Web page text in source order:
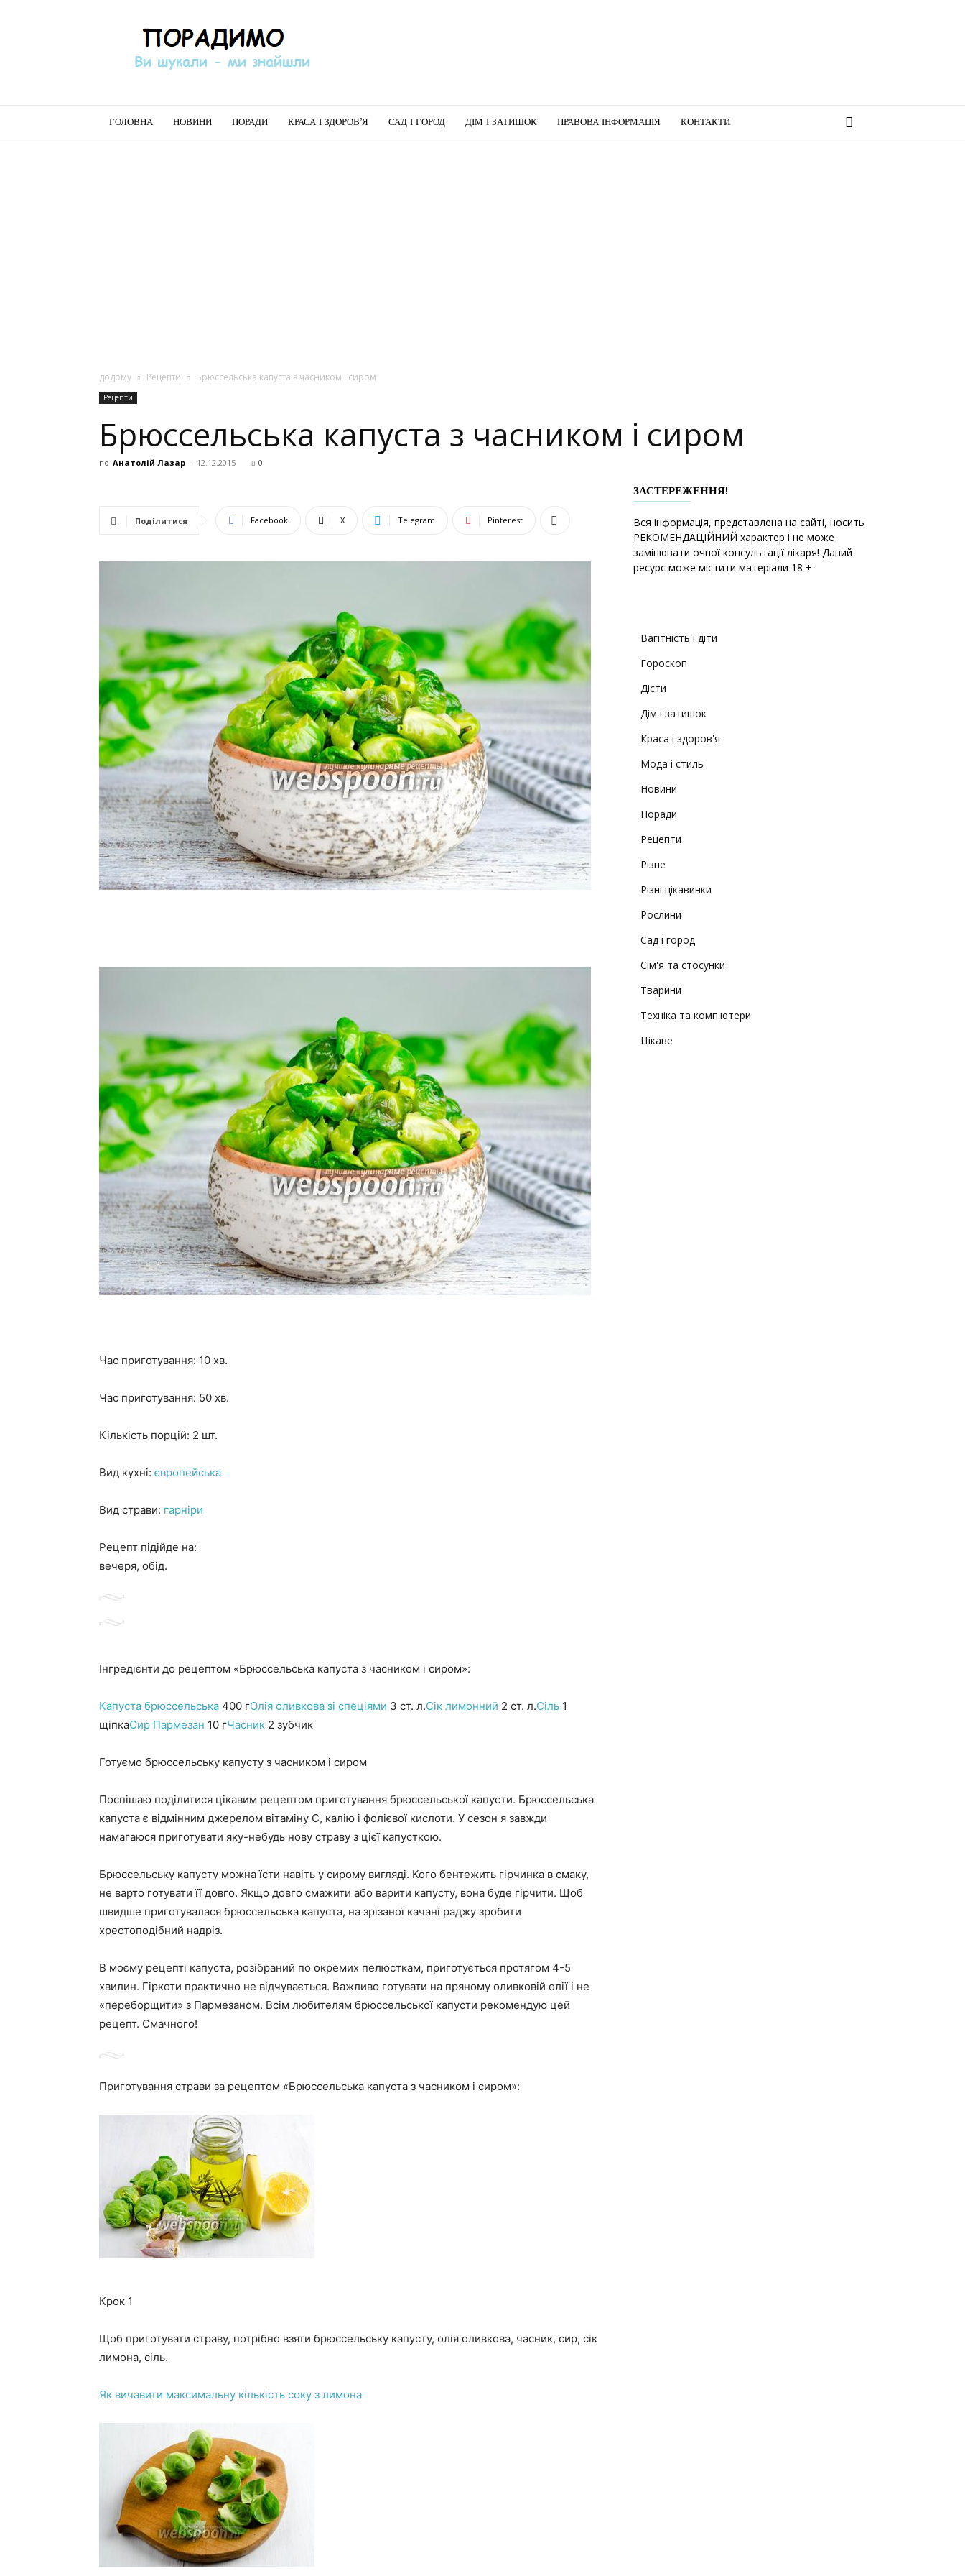
Порадимо
ГОЛОВНА НОВИНИ ПОРАДИ КРАСА І ЗДОРОВ’Я САД І ГОРОД ДІМ І ЗАТИШОК ПРАВОВА ІНФОРМАЦІЯ КОНТАКТИ
додому Рецепти Брюссельська капуста з часником і сиром
Рецепти
Брюссельська капуста з часником і сиром
по Анатолій Лазар - 12.12.2015 0
Поділитися Facebook X Telegram Pinterest
Час приготування: 10 хв.
Час приготування: 50 хв.
Кількість порцій: 2 шт.
Вид кухні: європейська
Вид страви: гарніри
Рецепт підійде на:
вечеря, обід.
Інгредієнти до рецептом «Брюссельська капуста з часником і сиром»:
Капуста брюссельська 400 гОлія оливкова зі спеціями 3 ст. л.Сік лимонний 2 ст. л.Сіль 1
щіпкаСир Пармезан 10 гЧасник 2 зубчик
Готуємо брюссельську капусту з часником і сиром
Поспішаю поділитися цікавим рецептом приготування брюссельської капусти. Брюссельська
капуста є відмінним джерелом вітаміну С, калію і фолієвої кислоти. У сезон я завжди
намагаюся приготувати яку-небудь нову страву з цієї капусткою.
Брюссельську капусту можна їсти навіть у сирому вигляді. Кого бентежить гірчинка в смаку,
не варто готувати її довго. Якщо довго смажити або варити капусту, вона буде гірчити. Щоб
швидше приготувалася брюссельська капуста, на зрізаної качані раджу зробити
хрестоподібний надріз.
В моєму рецепті капуста, розібраний по окремих пелюсткам, приготується протягом 4-5
хвилин. Гіркоти практично не відчувається. Важливо готувати на пряному оливковій олії і не
«переборщити» з Пармезаном. Всім любителям брюссельської капусти рекомендую цей
рецепт. Смачного!
Приготування страви за рецептом «Брюссельська капуста з часником і сиром»:
Крок 1
Щоб приготувати страву, потрібно взяти брюссельську капусту, олія оливкова, часник, сир, сік
лимона, сіль.
Як вичавити максимальну кількість соку з лимона
ЗАСТЕРЕЖЕННЯ!
Вся інформація, представлена на сайті, носить
РЕКОМЕНДАЦІЙНИЙ характер і не може
замінювати очної консультації лікаря! Даний
ресурс може містити матеріали 18 +
Вагітність і діти
Гороскоп
Дієти
Дім і затишок
Краса і здоров'я
Мода і стиль
Новини
Поради
Рецепти
Різне
Різні цікавинки
Рослини
Сад і город
Сім'я та стосунки
Тварини
Техніка та комп'ютери
Цікаве